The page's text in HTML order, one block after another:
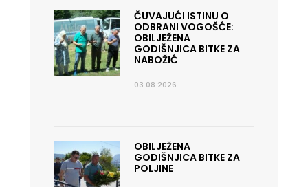
ČUVAJUĆI ISTINU O
ODBRANI VOGOŠĆE:
OBILJEŽENA
GODIŠNJICA BITKE ZA
NABOŽIĆ
03.08.2026.
OBILJEŽENA
GODIŠNJICA BITKE ZA
POLJINE